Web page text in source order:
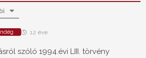
12 éve
szóló 1994.évi LIII. törvény